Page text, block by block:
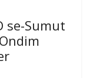
se-Sumut